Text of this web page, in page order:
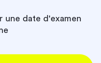
une date d'examen